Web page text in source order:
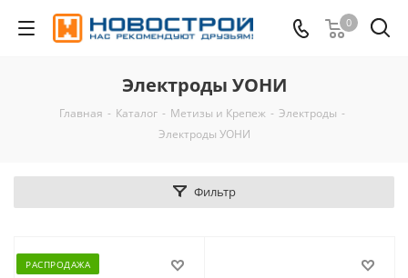
0
Электроды УОНИ
Главная - Каталог - Метизы и Крепеж - Электроды -
Электроды УОНИ
Фильтр
РАСПРОДАЖА